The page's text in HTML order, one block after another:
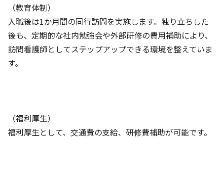
（教育体制）
入職後は1か月間の同行訪問を実施します。独り立ちした
後も、定期的な社内勉強会や外部研修の費用補助により、
訪問看護師としてステップアップできる環境を整えていま
す。
（福利厚生）
福利厚生として、交通費の支給、研修費補助が可能です。